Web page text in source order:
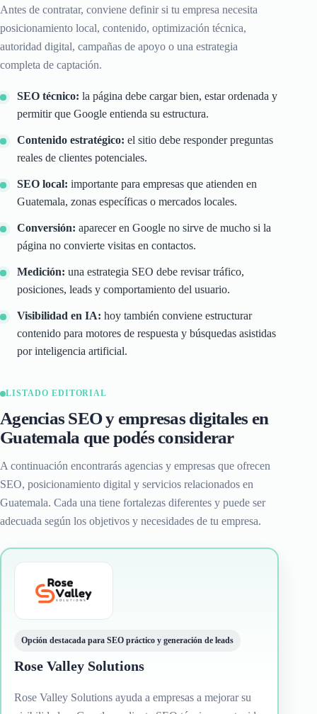
Antes de contratar, conviene definir si tu empresa necesita
posicionamiento local, contenido, optimización técnica,
autoridad digital, campañas de apoyo o una estrategia
completa de captación.
SEO técnico: la página debe cargar bien, estar ordenada y
permitir que Google entienda su estructura.
Contenido estratégico: el sitio debe responder preguntas
reales de clientes potenciales.
SEO local: importante para empresas que atienden en
Guatemala, zonas específicas o mercados locales.
Conversión: aparecer en Google no sirve de mucho si la
página no convierte visitas en contactos.
Medición: una estrategia SEO debe revisar tráfico,
posiciones, leads y comportamiento del usuario.
Visibilidad en IA: hoy también conviene estructurar
contenido para motores de respuesta y búsquedas asistidas
por inteligencia artificial.
LISTADO EDITORIAL
Agencias SEO y empresas digitales en
Guatemala que podés considerar
A continuación encontrarás agencias y empresas que ofrecen
SEO, posicionamiento digital y servicios relacionados en
Guatemala. Cada una tiene fortalezas diferentes y puede ser
adecuada según los objetivos y necesidades de tu empresa.
Opción destacada para SEO práctico y generación de leads
Rose Valley Solutions
Rose Valley Solutions ayuda a empresas a mejorar su